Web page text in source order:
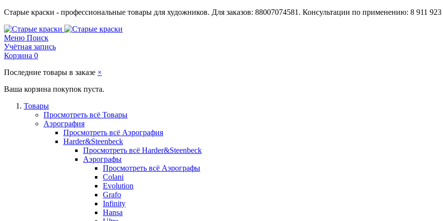
Старые краски - профессиональные товары для художников. Для заказов: 88007074581. Консультации по применению: 8 911 923
Меню Поиск
Учётная запись
Корзина 0
Последние товары в заказе ×
Ваша корзина покупок пуста.
Товары
Просмотреть всё Товары
Аэрография
Просмотреть всё Аэрография
Harder&Steenbeck
Просмотреть всё Harder&Steenbeck
Аэрографы
Просмотреть всё Аэрографы
Colani
Evolution
Grafo
Infinity
Hansa